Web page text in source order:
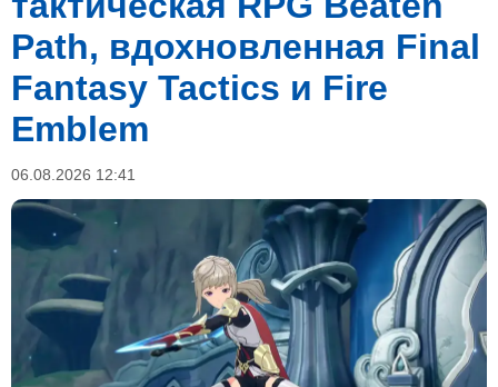
Path, вдохновленная Final
Fantasy Tactics и Fire
Emblem
06.08.2026 12:41